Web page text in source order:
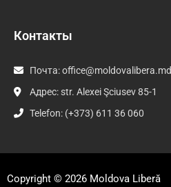
Контакты
Почта:office@moldovalibera.md
Адрес: str. Alexei Şciusev 85-1
Telefon: (+373) 611 36 060
Copyright © 2026 Moldova Liberă